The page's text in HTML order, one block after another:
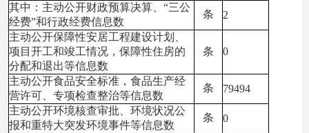
其中：主动公开财政预算决算、“三公
经费”和行政经费信息数
条
2
主动公开保障性安居工程建设计划、
项目开工和竣工情况，保障性住房的
分配和退出等信息数
条 0
主动公开食品安全标准，食品生产经
营许可、专项检查整治等信息数
条
79494
主动公开环境核查审批、环境状况公
报和重特大突发环境事件等信息数
条
0